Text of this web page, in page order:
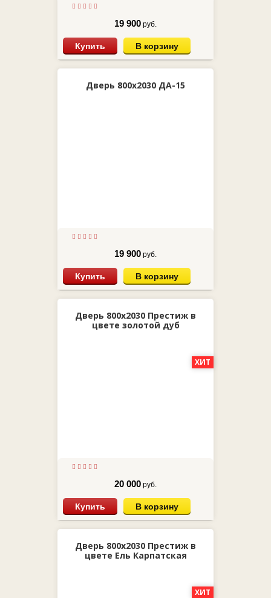
19 900 руб.
Купить В корзину
Дверь 800х2030 ДА-15
19 900 руб.
Купить В корзину
Дверь 800х2030 Престиж в
цвете золотой дуб
ХИТ
20 000 руб.
Купить В корзину
Дверь 800х2030 Престиж в
цвете Ель Карпатская
ХИТ